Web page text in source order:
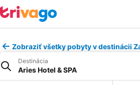
Zobraziť všetky pobyty v destinácii
Destinácia
Aries Hotel & SPA